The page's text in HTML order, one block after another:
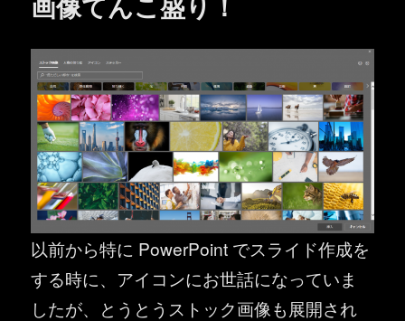
画像てんこ盛り！
以前から特に PowerPoint でスライド作成を
する時に、アイコンにお世話になっていま
したが、とうとうストック画像も展開され